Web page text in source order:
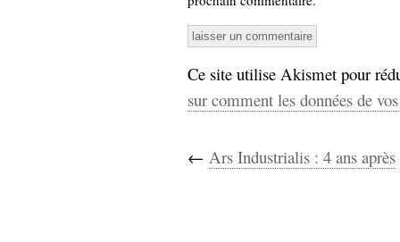
Ce site utilise Akismet pour
sur comment les données de
← Ars Industrialis : 4 ans après